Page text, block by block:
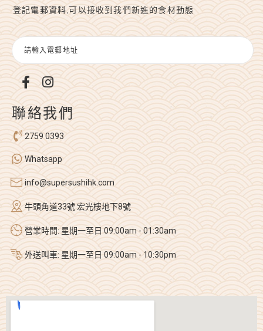
登記電郵資料,可以接收到我們新進的食材動態
聯絡我們
2759 0393
Whatsapp
info@supersushihk.com
牛頭角道33號 宏光樓地下8號
營業時間: 星期一至日 09:00am - 01:30am
外送叫車: 星期一至日 09:00am - 10:30pm